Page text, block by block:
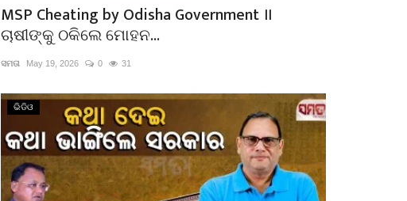
MSP Cheating by Odisha Government ॥
ଚାଷୀଙ୍କୁ ଠକିଲେ ମୋହନ...
ସମତା May 19, 2026 0 31
ଭିଡିଓ